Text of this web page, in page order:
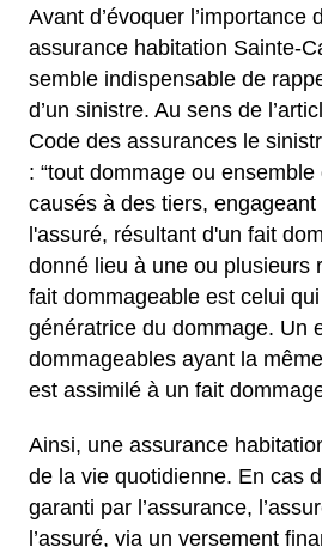
Avant d’évoquer l’importance
assurance habitation Sainte-
semble indispensable de
d’un sinistre. Au sens de
Code des assurances le
: “tout dommage ou
causés à des tiers,
l'assuré, résultant d'un fait
donné lieu à une ou plusieurs
fait dommageable est celui
génératrice du dommage. Un
dommageables ayant la
est assimilé à un fait
Ainsi, une assurance
de la vie quotidienne. En cas
garanti par l’assurance,
l’assuré, via un versement